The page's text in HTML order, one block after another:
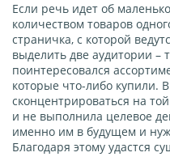
Если речь идет об
количеством товаров
страничка, с которой
выделить две аудитории –
поинтересовался
которые что-либо купили.
сконцентрироваться на
и не выполнила целевое
именно им в будущем и
Благодаря этому удастся